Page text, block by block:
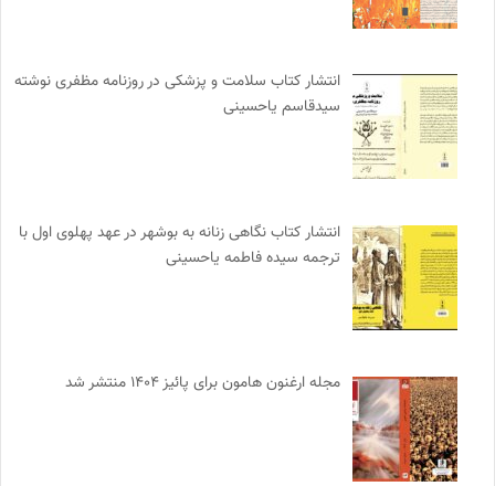
انتشار کتاب سلامت و پزشکی در روزنامه مظفری نوشته
سیدقاسم یاحسینی
انتشار کتاب نگاهی زنانه به بوشهر در عهد پهلوی اول با
ترجمه سیده فاطمه یاحسینی
مجله ارغنون هامون برای پائیز ۱۴۰۴ منتشر شد